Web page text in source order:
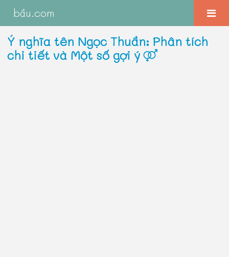
bầu.com
Ý nghĩa tên Ngọc Thuần: Phân tích
chi tiết và Một số gợi ý